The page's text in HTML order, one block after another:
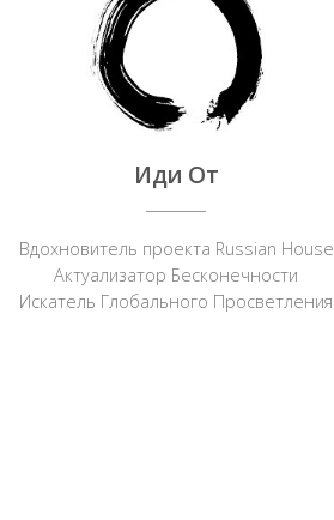
Иди От
Вдохновитель проекта Russian House
Актуализатор Бесконечности
Искатель Глобального Просветления